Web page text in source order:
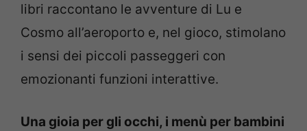
libri raccontano le avventure di Lu e
Cosmo all’aeroporto e, nel gioco, stimolano
i sensi dei piccoli passeggeri con
emozionanti funzioni interattive.
Una gioia per gli occhi, i menù per bambini